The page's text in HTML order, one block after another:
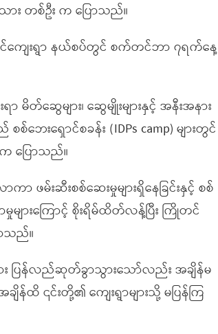
း တစ်ဦး က ပြောသည်။
င်ကျေးရွာ နယ်စပ်တွင် စက်တင်ဘာ ၇ရက်နေ့
တ်ဆွေများ၊ ဆွေမျိုးများနှင့် အနီးအနား
ေးရှောင်စခန်း (IDPs camp) များတွင်
က ပြောသည်။
ဖမ်းဆီးစစ်ဆေးမှုများရှိနေခြင်းနှင့် စစ်
ျားကြောင့် စိုးရိမ်ထိတ်လန့်ပြီး ကြိုတင်
သည်။
ပြန်လည်ဆုတ်ခွာသွားသော်လည်း အချိန်မ
ထိ ၎င်းတို့၏ ကျေးရွာများသို့ မပြန်ကြ